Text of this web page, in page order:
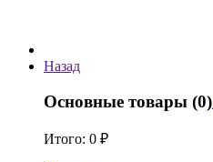
Назад
Основные товары (0)
Итого: 0 ₽